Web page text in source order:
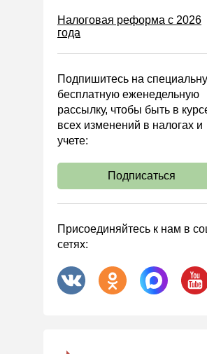
МСФО
деятельности (АХД)
Охрана труда и аттестация
Охрана труда
Валютные операции
Налоговая система РФ
Налоговое планирование
Договоры
АО
Налоговая реформа с 2026
года
Подпишитесь на
бесплатную еженедельную
рассылку, чтобы быть в
всех изменений в налогах и
учете:
Подписаться
Присоединяйтесь к нам в
сетях: